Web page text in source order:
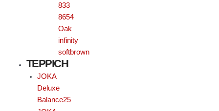
833
8654
Oak
infinity
softbrown
TEPPICH
JOKA
Deluxe
Balance25